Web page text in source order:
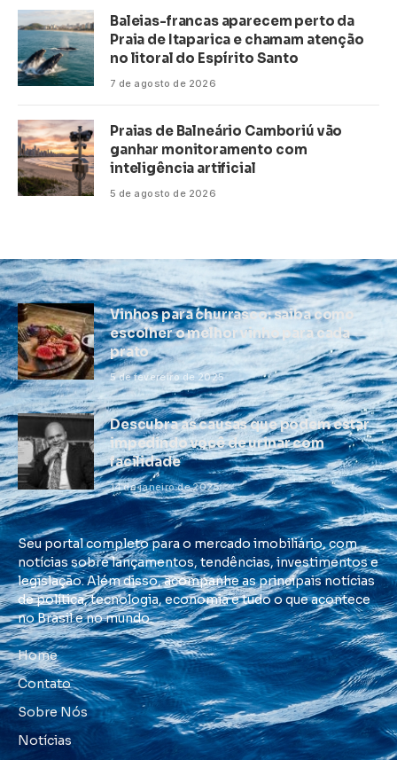
Baleias-francas aparecem perto da
Praia de Itaparica e chamam atenção
no litoral do Espírito Santo
7 de agosto de 2026
Praias de Balneário Camboriú vão
ganhar monitoramento com
inteligência artificial
5 de agosto de 2026
Vinhos para churrasco: saiba como
escolher o melhor vinho para cada
prato
5 de fevereiro de 2025
Descubra as causas que podem estar
impedindo você de urinar com
facilidade
14 de janeiro de 2025
Seu portal completo para o mercado imobiliário, com
notícias sobre lançamentos, tendências, investimentos e
legislação. Além disso, acompanhe as principais notícias
de política, tecnologia, economia e tudo o que acontece
no Brasil e no mundo.
Home
Contato
Sobre Nós
Notícias